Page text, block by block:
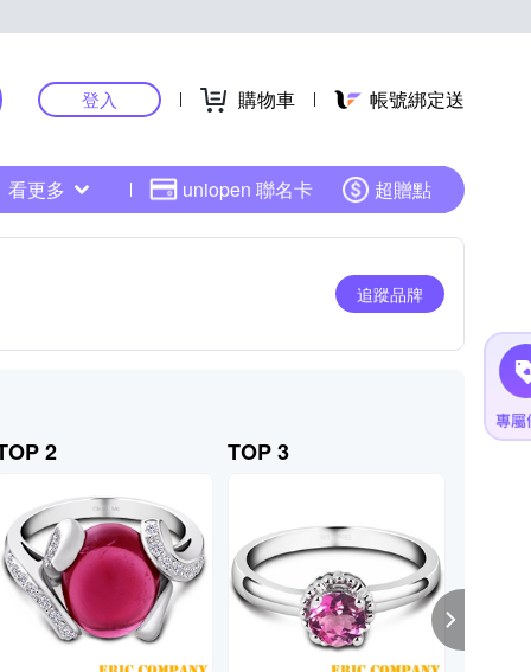
登入 購物車 帳號綁定送
看更多 uniopen 聯名卡 超贈點
追蹤品牌
2 TOP 3